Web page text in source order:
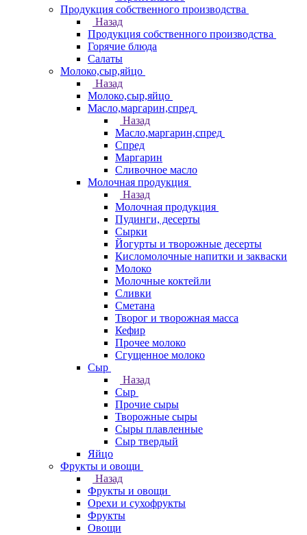
Продукция собственного производства
Назад
Продукция собственного производства
Горячие блюда
Салаты
Молоко,сыр,яйцо
Назад
Молоко,сыр,яйцо
Масло,маргарин,спред
Назад
Масло,маргарин,спред
Спред
Маргарин
Сливочное масло
Молочная продукция
Назад
Молочная продукция
Пудинги, десерты
Сырки
Йогурты и творожные десерты
Кисломолочные напитки и закваски
Молоко
Молочные коктейли
Сливки
Сметана
Творог и творожная масса
Кефир
Прочее молоко
Сгущенное молоко
Сыр
Назад
Сыр
Прочие сыры
Творожные сыры
Сыры плавленные
Сыр твердый
Яйцо
Фрукты и овощи
Назад
Фрукты и овощи
Орехи и сухофрукты
Фрукты
Овощи